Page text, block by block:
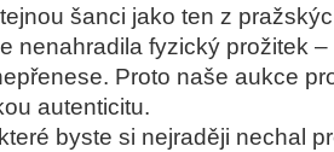
šanci jako ten z
nenahradila fyzický prožitek
Proto naše aukce
autenticitu.
byste si nejraději nechal